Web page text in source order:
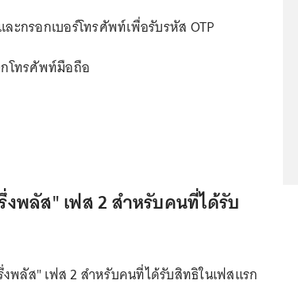
ะกรอกเบอร์โทรศัพท์เพื่อรับรหัส OTP
โทรศัพท์มือถือ
พลัส" เฟส 2 สำหรับคนที่ได้รับ
พลัส" เฟส 2 สำหรับคนที่ได้รับสิทธิในเฟสแรก